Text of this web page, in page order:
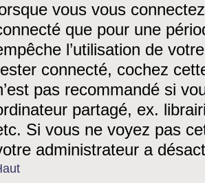
vous vous
que pour une
l’utilisation de
connecté, cochez
pas recommandé si
partagé, ex.
Si vous ne voyez pas
administrateur a